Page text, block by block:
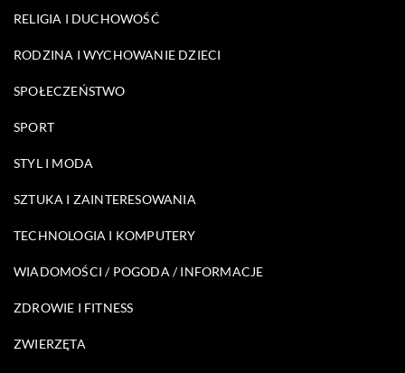
RELIGIA I DUCHOWOŚĆ
RODZINA I WYCHOWANIE DZIECI
SPOŁECZEŃSTWO
SPORT
STYL I MODA
SZTUKA I ZAINTERESOWANIA
TECHNOLOGIA I KOMPUTERY
WIADOMOŚCI / POGODA / INFORMACJE
ZDROWIE I FITNESS
ZWIERZĘTA